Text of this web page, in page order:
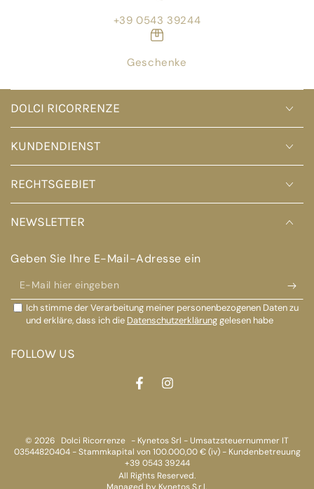
+39 0543 39244
Geschenke
DOLCI RICORRENZE
KUNDENDIENST
RECHTSGEBIET
NEWSLETTER
Geben Sie Ihre E-Mail-Adresse ein
E-
Mail
hierIch stimme der Verarbeitung meiner personenbezogenen Daten zu
und erkläre, dass ich die Datenschutzerklärunggelesen habe
FOLLOW US
FacebookInstagram
© 2026 Dolci Ricorrenze - Kynetos Srl - Umsatzsteuernummer IT
03544820404 - Stammkapital von 100.000,00 € (iv) - Kundenbetreuung
+39 0543 39244
All Rights Reserved.